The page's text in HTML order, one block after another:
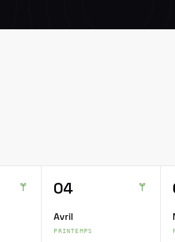
04
Avril
PRINTEMPS